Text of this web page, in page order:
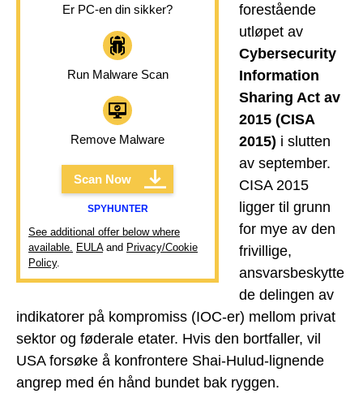
Er PC-en din sikker?
Run Malware Scan
Remove Malware
Scan Now
SPYHUNTER
See additional offer below where
available.
EULAand Privacy/Cookie
Policy.
forestående
utløpet av
Cybersecurity
Information
Sharing Act av
2015 (CISA
2015) i slutten
av september.
CISA 2015
ligger til grunn
for mye av den
frivillige,
ansvarsbeskytte
de delingen av
indikatorer på kompromiss (IOC-er) mellom privat
sektor og føderale etater. Hvis den bortfaller, vil
USA forsøke å konfrontere Shai-Hulud-lignende
angrep med én hånd bundet bak ryggen.